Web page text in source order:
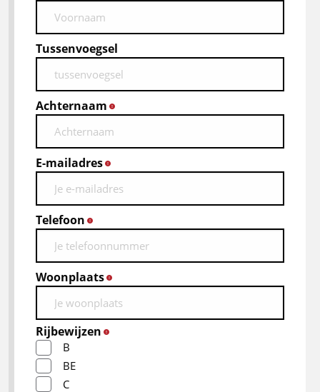
Tussenvoegsel
Achternaam
E-mailadres
Telefoon
Woonplaats
Rijbewijzen
B
BE
C